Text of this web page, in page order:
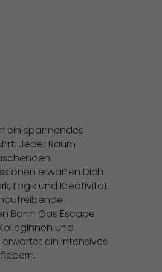
ein spannendes
Jeder Raum
erwarten Dich
Logik und Kreativität
Bann. Das Escape
und
ein intensives